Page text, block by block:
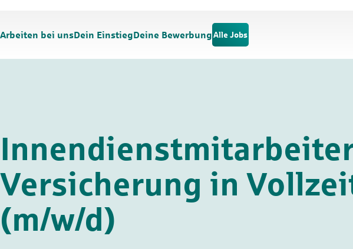
Arbeiten bei unsDein EinstiegDeine Bewerbung Alle Jobs
Versicherung in
(m/w/d)